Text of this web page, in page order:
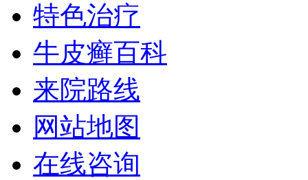
特色治疗
牛皮癣百科
来院路线
网站地图
在线咨询